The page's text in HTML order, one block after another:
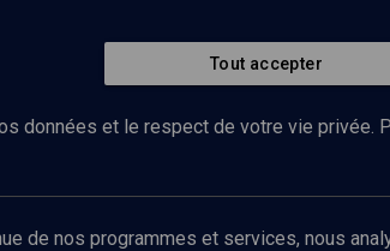
vous à notre newsletter
Tout accepter
données et le respect de votre vie privée.
de nos programmes et services, nous